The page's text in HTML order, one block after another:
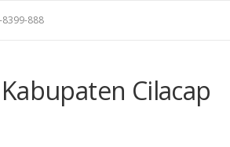
888
Cilacap